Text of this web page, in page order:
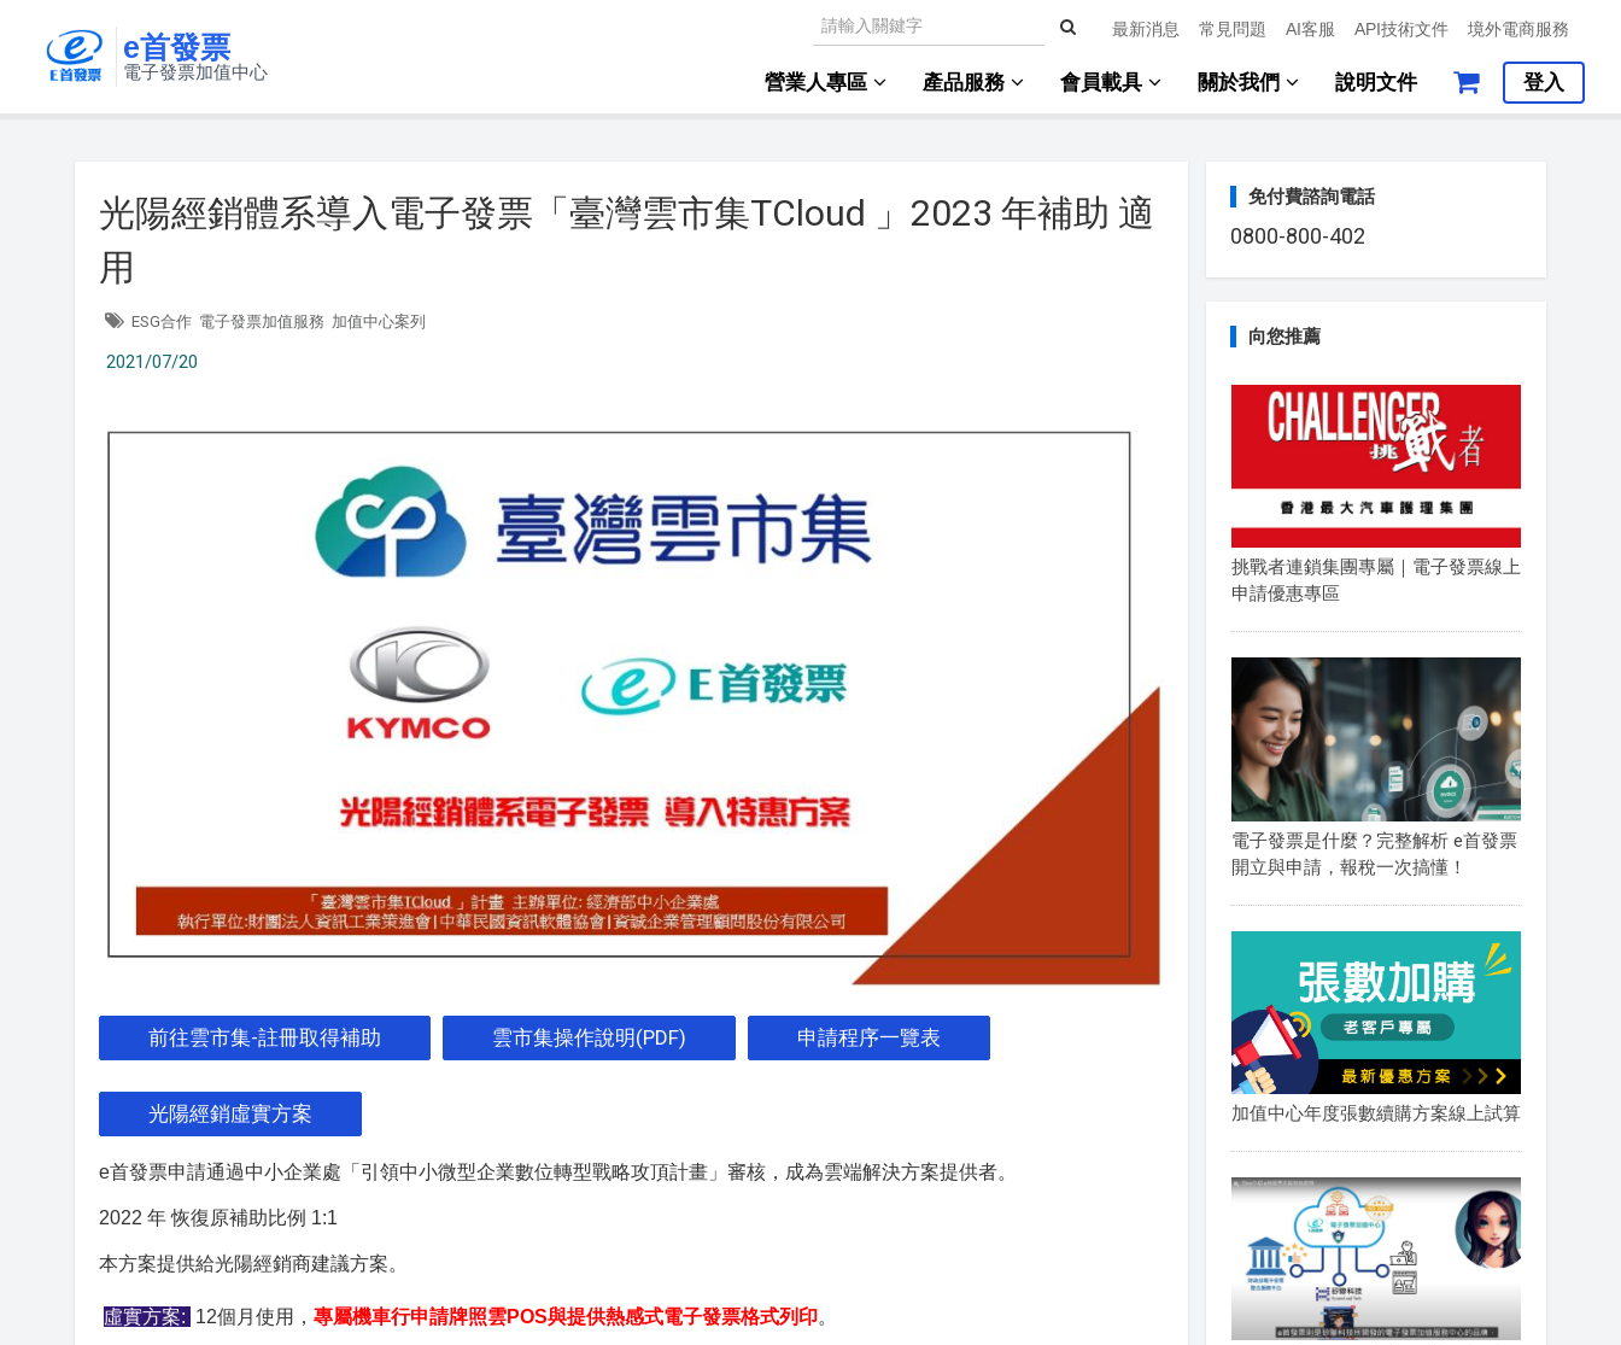
e首發票
電子發票加值中心
最新消息 常見問題 AI客服 API技術文件 境外電商服務
營業人專區 產品服務 會員載具 關於我們 說明文件 登入
光陽經銷體系導入電子發票「臺灣雲市集TCloud 」2023 年補助 適
用
ESG合作 電子發票加值服務 加值中心案列
2021/07/20
前往雲市集-註冊取得補助 雲市集操作說明(PDF) 申請程序一覽表
光陽經銷虛實方案
e首發票申請通過中小企業處「引領中小微型企業數位轉型戰略攻頂計畫」審核，成為雲端解決方案提供者。
2022 年 恢復原補助比例 1:1
本方案提供給光陽經銷商建議方案。
虛實方案: 12個月使用， 專屬機車行申請牌照雲POS與提供熱感式電子發票格式列印。
免付費諮詢電話
0800-800-402
向您推薦
挑戰者連鎖集團專屬｜電子發票線上
申請優惠專區
電子發票是什麼？完整解析 e首發票
開立與申請，報稅一次搞懂！
加值中心年度張數續購方案線上試算